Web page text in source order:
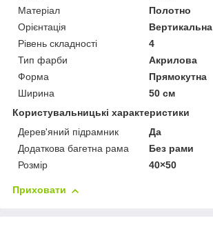
Матеріал
Полотно
Орієнтація
Вертикальна
Рівень складності
4
Тип фарби
Акрилова
Форма
Прямокутна
Ширина
50 см
Користувальницькі характеристики
Дерев'яний підрамник
Да
Додаткова багетна рама
Без рами
Розмір
40×50
Приховати